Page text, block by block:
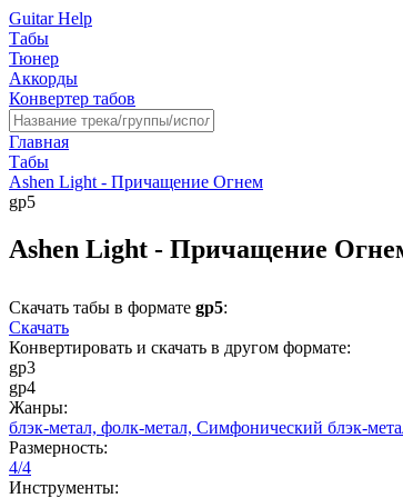
Guitar Help
Табы
Тюнер
Аккорды
Конвертер табов
Главная
Табы
Ashen Light - Причащение Огнем
gp5
Ashen Light - Причащение
Скачать табы в формате gp5:
Скачать
Конвертировать и скачать в другом формате:
gp3
gp4
Жанры:
блэк-метал, фолк-метал, Симфонический блэк-
Размерность:
4/4
Инструменты: